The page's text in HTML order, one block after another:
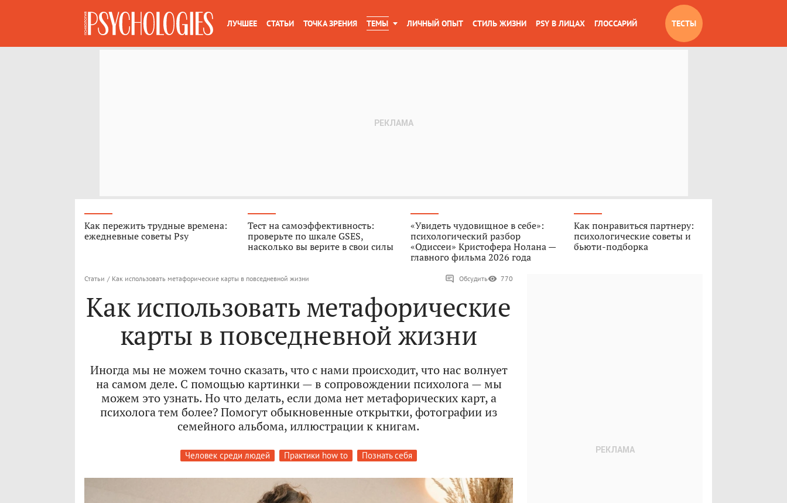
ЛУЧШЕЕ СТАТЬИ ТОЧКА ЗРЕНИЯ ТЕМЫ ЛИЧНЫЙ ОПЫТ СТИЛЬ ЖИЗНИ PSY В ЛИЦАХ ГЛОССАРИЙ ТЕСТЫ
Как пережить трудные времена:
ежедневные советы Psy
Тест на самоэффективность:
проверьте по шкале GSES,
насколько вы верите в свои силы
«Увидеть чудовищное в себе»:
психологический разбор
«Одиссеи» Кристофера Нолана —
главного фильма 2026 года
Как понравиться партнеру:
психологические советы и
бьюти-подборка
Статьи / Как использовать метафорические карты в повседневной жизни Обсудить 770
Как использовать метафорические
карты в повседневной жизни
Иногда мы не можем точно сказать, что с нами происходит, что нас волнует
на самом деле. С помощью картинки — в сопровождении психолога — мы
можем это узнать. Но что делать, если дома нет метафорических карт, а
психолога тем более? Помогут обыкновенные открытки, фотографии из
семейного альбома, иллюстрации к книгам.
Человек среди людей Практики how to Познать себя